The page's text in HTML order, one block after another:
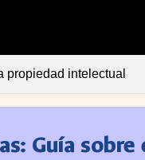
propiedad intelectual
Guía